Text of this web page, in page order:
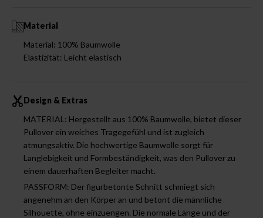
Material
Material: 100% Baumwolle
Elastizität: Leicht elastisch
Design & Extras
MATERIAL: Hergestellt aus 100% Baumwolle, bietet dieser
Pullover ein weiches Tragegefühl und ist zugleich
atmungsaktiv. Die hochwertige Baumwolle sorgt für
Langlebigkeit und Formbeständigkeit, was den Pullover zu
einem dauerhaften Begleiter macht.
PASSFORM: Der figurbetonte Schnitt schmiegt sich
angenehm an den Körper an und betont die männliche
Silhouette, ohne einzuengen. Die normale Länge und der